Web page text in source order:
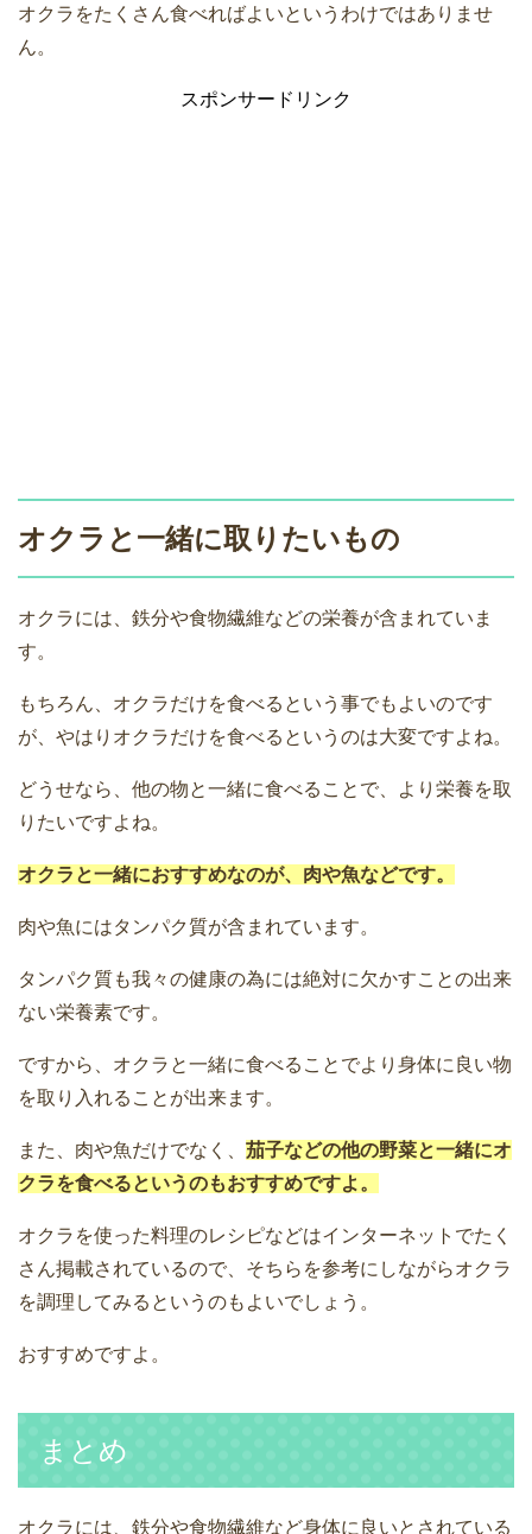
オクラをたくさん食べればよいというわけではありませ
ん。
スポンサードリンク
オクラと一緒に取りたいもの
オクラには、鉄分や食物繊維などの栄養が含まれていま
す。
もちろん、オクラだけを食べるという事でもよいのです
が、やはりオクラだけを食べるというのは大変ですよね。
どうせなら、他の物と一緒に食べることで、より栄養を取
りたいですよね。
オクラと一緒におすすめなのが、肉や魚などです。
肉や魚にはタンパク質が含まれています。
タンパク質も我々の健康の為には絶対に欠かすことの出来
ない栄養素です。
ですから、オクラと一緒に食べることでより身体に良い物
を取り入れることが出来ます。
また、肉や魚だけでなく、 茄子などの他の野菜と一緒にオ
クラを食べるというのもおすすめですよ。
オクラを使った料理のレシピなどはインターネットでたく
さん掲載されているので、そちらを参考にしながらオクラ
を調理してみるというのもよいでしょう。
おすすめですよ。
まとめ
オクラには、鉄分や食物繊維など身体に良いとされている